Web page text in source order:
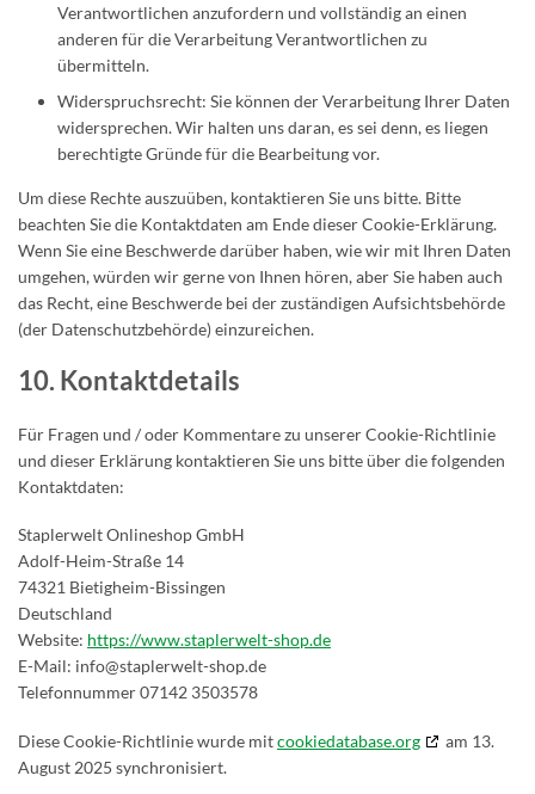
Verantwortlichen anzufordern und vollständig an einen
anderen für die Verarbeitung Verantwortlichen zu
übermitteln.
Widerspruchsrecht: Sie können der Verarbeitung Ihrer Daten
widersprechen. Wir halten uns daran, es sei denn, es liegen
berechtigte Gründe für die Bearbeitung vor.
Um diese Rechte auszuüben, kontaktieren Sie uns bitte. Bitte
beachten Sie die Kontaktdaten am Ende dieser Cookie-Erklärung.
Wenn Sie eine Beschwerde darüber haben, wie wir mit Ihren Daten
umgehen, würden wir gerne von Ihnen hören, aber Sie haben auch
das Recht, eine Beschwerde bei der zuständigen Aufsichtsbehörde
(der Datenschutzbehörde) einzureichen.
10. Kontaktdetails
Für Fragen und / oder Kommentare zu unserer Cookie-Richtlinie
und dieser Erklärung kontaktieren Sie uns bitte über die folgenden
Kontaktdaten:
Staplerwelt Onlineshop GmbH
Adolf-Heim-Straße 14
74321 Bietigheim-Bissingen
Deutschland
Website: https://www.staplerwelt-shop.de
E-Mail: info@staplerwelt-shop.de
Telefonnummer 07142 3503578
Diese Cookie-Richtlinie wurde mitcookiedatabase.org
am 13.
August 2025 synchronisiert.